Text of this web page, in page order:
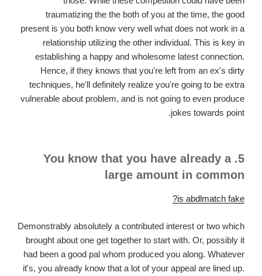
traumatizing the the both of you at the time, the good
present is you both know very well what does not work in a
relationship utilizing the other individual. This is key in
establishing a happy and wholesome latest connection.
Hence, if they knows that you're left from an ex's dirty
techniques, he'll definitely realize you're going to be extra
vulnerable about problem, and is not going to even produce
jokes towards point.
5. You know that you have already a
large amount in common
is abdlmatch fake?
Demonstrably absolutely a contributed interest or two which
brought about one get together to start with. Or, possibly it
had been a good pal whom produced you along. Whatever
it's, you already know that a lot of your appeal are lined up.